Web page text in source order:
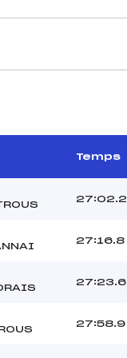
Temps
27:02.2
27:16.8
27:23.6
27:58.9